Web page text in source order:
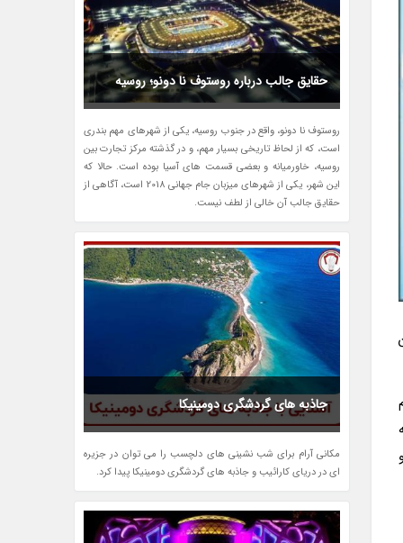
حقایق جالب درباره روستوف نا دونو؛ روسیه
روستوف نا دونو، واقع در جنوب روسیه، یکی از شهرهای مهم بندری
است، که از لحاظ تاریخی بسیار مهم، و در گذشته مرکز تجارت بین
روسیه، خاورمیانه و بعضی قسمت های آسیا بوده است. حالا که
این شهر، یکی از شهرهای میزبان جام جهانی 2018 است، آگاهی از
حقایق جالب آن خالی از لطف نیست.
جاذبه های گردشگری دومینیکا
مکانی آرام برای شب نشینی های دلچسب را می توان در جزیره
ای در دریای کارائیب و جاذبه های گردشگری دومینیکا پیدا کرد.